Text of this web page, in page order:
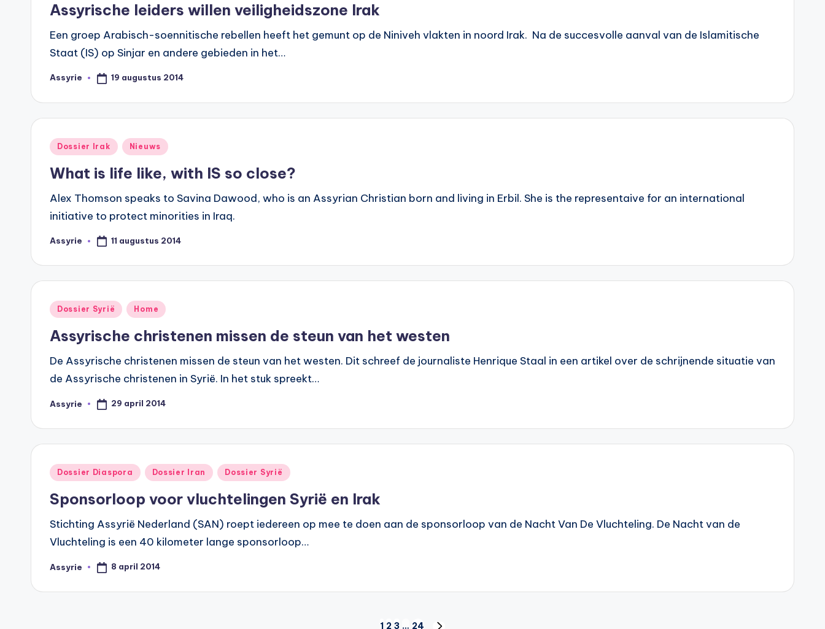
Assyrische leiders willen veiligheidszone Irak
Een groep Arabisch-soennitische rebellen heeft het gemunt op de Niniveh vlakten in noord Irak. Na de succesvolle aanval van de Islamitische
Staat (IS) op Sinjar en andere gebieden in het…
Geplaatst
Assyrie 19 augustus 2014
Geplaatst
Dossier Irak Nieuws
What is life like, with IS so close?
Alex Thomson speaks to Savina Dawood, who is an Assyrian Christian born and living in Erbil. She is the representaive for an international
initiative to protect minorities in Iraq.
Geplaatst
Assyrie 11 augustus 2014
Geplaatst
Dossier Syrië Home
Assyrische christenen missen de steun van het westen
De Assyrische christenen missen de steun van het westen. Dit schreef de journaliste Henrique Staal in een artikel over de schrijnende situatie van
de Assyrische christenen in Syrië. In het stuk spreekt…
Geplaatst
Assyrie 29 april 2014
Geplaatst
Dossier Diaspora Dossier Iran Dossier Syrië
Sponsorloop voor vluchtelingen Syrië en Irak
Stichting Assyrië Nederland (SAN) roept iedereen op mee te doen aan de sponsorloop van de Nacht Van De Vluchteling. De Nacht van de
Vluchteling is een 40 kilometer lange sponsorloop…
Geplaatst
Assyrie 8 april 2014
1 2 3 … 24